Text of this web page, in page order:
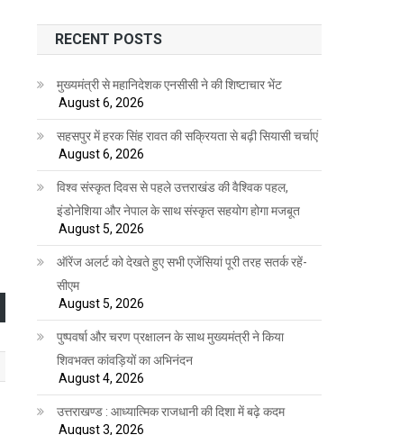
RECENT POSTS
मुख्यमंत्री से महानिदेशक एनसीसी ने की शिष्टाचार भेंट
August 6, 2026
सहसपुर में हरक सिंह रावत की सक्रियता से बढ़ी सियासी चर्चाएं
August 6, 2026
विश्व संस्कृत दिवस से पहले उत्तराखंड की वैश्विक पहल,
इंडोनेशिया और नेपाल के साथ संस्कृत सहयोग होगा मजबूत
August 5, 2026
ऑरेंज अलर्ट को देखते हुए सभी एजेंसियां पूरी तरह सतर्क रहें-
सीएम
August 5, 2026
पुष्पवर्षा और चरण प्रक्षालन के साथ मुख्यमंत्री ने किया
शिवभक्त कांवड़ियों का अभिनंदन
August 4, 2026
उत्तराखण्ड : आध्यात्मिक राजधानी की दिशा में बढ़े कदम
August 3, 2026